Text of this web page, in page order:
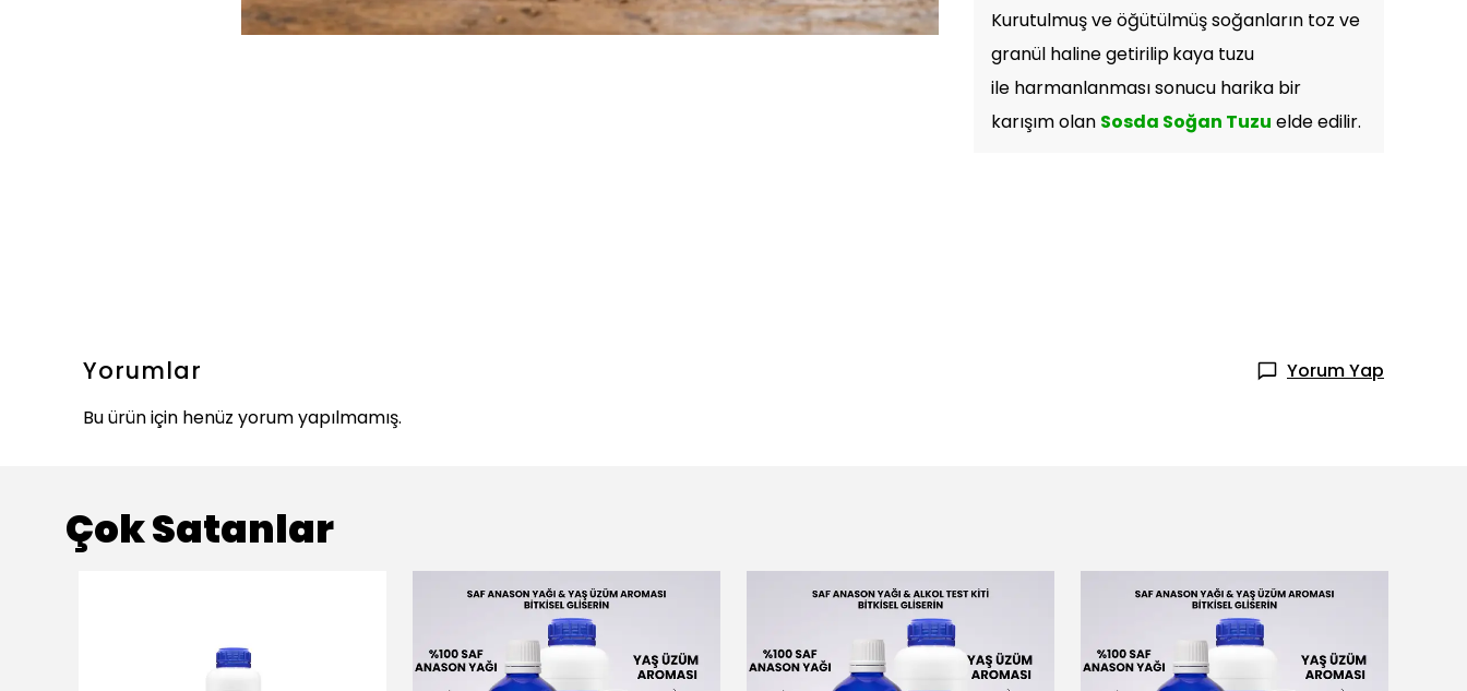
Kurutulmuş ve öğütülmüş soğanların toz ve
granül haline getirilipkaya tuzu
ile harmanlanması sonucu harika bir
karışım olan Sosda Soğan Tuzu elde edilir.
Yorumlar
Yorum Yap
Bu ürün için henüz yorum yapılmamış.
Çok Satanlar